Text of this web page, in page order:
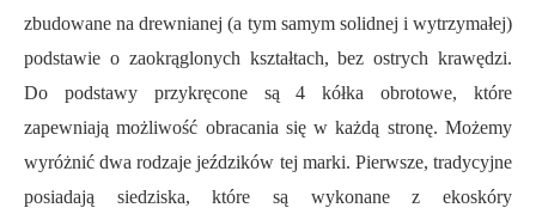
zbudowane na drewnianej (a tym samym solidnej i wytrzymałej)
podstawie o zaokrąglonych kształtach, bez ostrych krawędzi.
Do podstawy przykręcone są 4 kółka obrotowe, które
zapewniają możliwość obracania się w każdą stronę. Możemy
wyróżnić dwa rodzaje jeździków tej marki. Pierwsze, tradycyjne
posiadają siedziska, które są wykonane z ekoskóry